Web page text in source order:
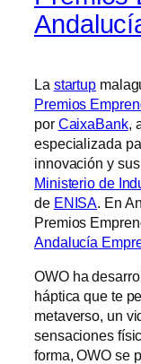
La startup
Premios
por CaixaBank,
especializada
innovación y
Ministerio de
de ENISA. En
Premios
Andalucía
OWO ha
háptica que te
metaverso, un
sensaciones
forma, OWO se